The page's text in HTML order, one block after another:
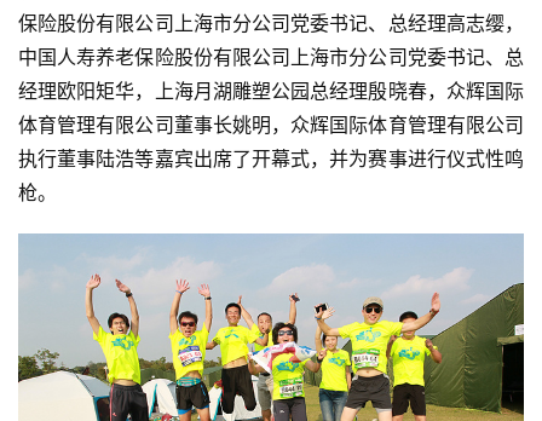
保险股份有限公司上海市分公司党委书记、总经理高志缨，
中国人寿养老保险股份有限公司上海市分公司党委书记、总
经理欧阳矩华，上海月湖雕塑公园总经理殷晓春，众辉国际
体育管理有限公司董事长姚明，众辉国际体育管理有限公司
执行董事陆浩等嘉宾出席了开幕式，并为赛事进行仪式性鸣
枪。